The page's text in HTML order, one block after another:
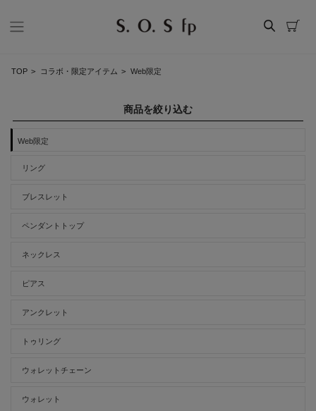
TOP > コラボ・限定アイテム > Web限定
商品を絞り込む
Web限定
リング
ブレスレット
ペンダントトップ
ネックレス
ピアス
アンクレット
トゥリング
ウォレットチェーン
ウォレット